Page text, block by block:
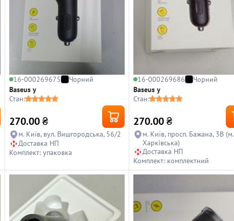
16-000269675
Чорний
Baseus y
Стан:
270.00 ₴
м. Київ, вул. Вишгородська, 56/2
Доставка НП
Комплект: упаковка
16-000269686
Чорний
Baseus y
Стан:
270.00 ₴
м. Київ, просп. Бажана, 3В (м.
Харківська)
Доставка НП
Комплект: комплектний